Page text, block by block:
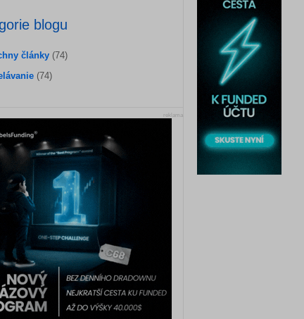
blogu
články (74)
(74)
reklama